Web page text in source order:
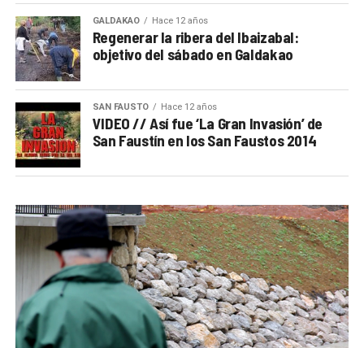
GALDAKAO Hace 12 años
Regenerar la ribera del Ibaizabal:
objetivo del sábado en Galdakao
SAN FAUSTO Hace 12 años
VIDEO // Así fue ‘La Gran Invasión’ de
San Faustín en los San Faustos 2014